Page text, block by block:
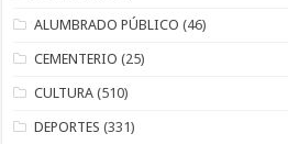
ALUMBRADO PÚBLICO (46)
CEMENTERIO (25)
CULTURA (510)
DEPORTES (331)